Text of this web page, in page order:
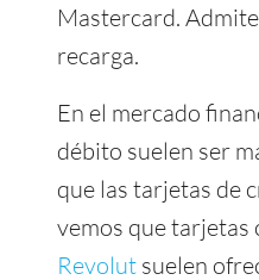
Mastercard.
recarga.
En el mercado
débito suelen ser
que las tarjetas de
vemos que tarjetas
Revolut suelen